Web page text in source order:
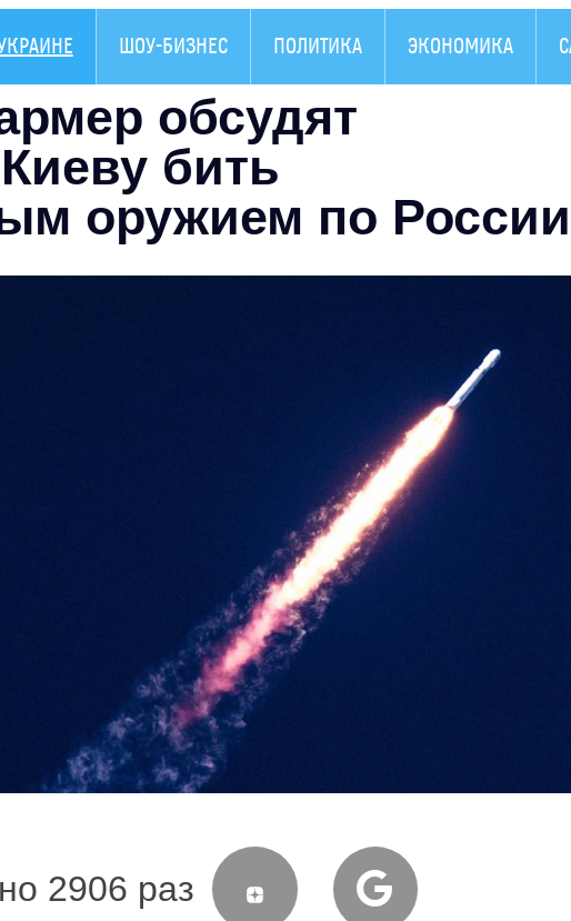
ШОУ-БИЗНЕС ПОЛИТИКА ЭКОНОМИКА
обсудят
бить
оружием по России
2906 раз